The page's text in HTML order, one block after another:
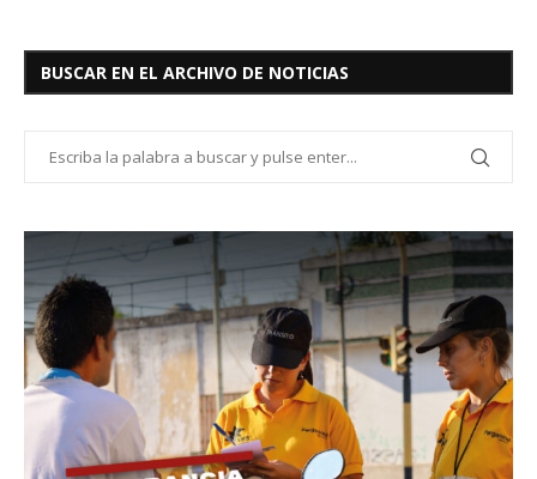
BUSCAR EN EL ARCHIVO DE NOTICIAS